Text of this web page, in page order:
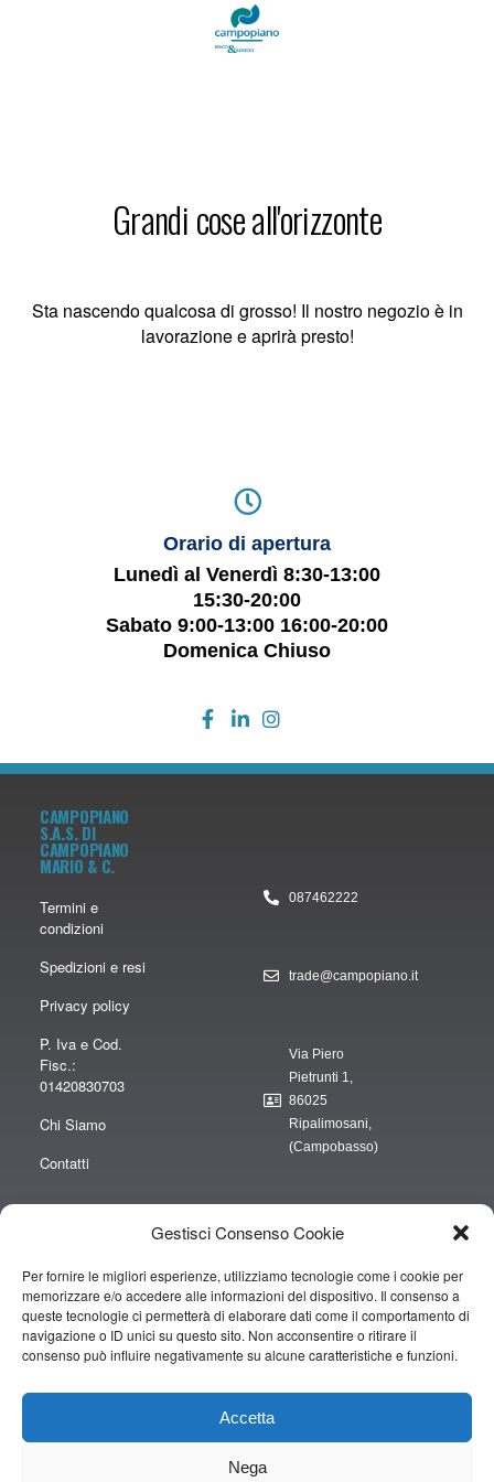
Gestisci Consenso Cookie
Per fornire le migliori esperienze, utilizziamo tecnologie come i cookie per
memorizzare e/o accedere alle informazioni del dispositivo. Il consenso a
queste tecnologie ci permetterà di elaborare dati come il comportamento di
navigazione o ID unici su questo sito. Non acconsentire o ritirare il
consenso può influire negativamente su alcune caratteristiche e funzioni.
Accetta
Nega
Grandi cose all'orizzonte
Sta nascendo qualcosa di grosso! Il nostro negozio è in
lavorazione e aprirà presto!
Orario di apertura
Lunedì al Venerdì 8:30-13:00
15:30-20:00
Sabato 9:00-13:00 16:00-20:00
Domenica Chiuso
CAMPOPIANO
S.A.S. DI
CAMPOPIANO
MARIO & C.
Termini e
condizioni
Spedizioni e resi
Privacy policy
P. Iva e Cod.
Fisc.:
01420830703
Chi Siamo
Contatti
087462222
trade@campopiano.it
Via Piero
Pietrunti 1,
86025
Ripalimosani,
(Campobasso)
“obblighi informativi per le erogazioni pubbliche: gli aiuti di Stato e gli aiuti de
minimis ricevuti dalla nostra impresa sono contenuti nel Registro nazionale
degli aiuti di Stato di cui all’art. 52 della L. 234/2012” e consultabili al seguente
link
https://www.rna.gov.it/RegistroNazionaleTrasparenza/faces/pages/
Copyright © 2019 CAMPOPIANO S.A.S. DI CAMPOPIANO MARIO & C.